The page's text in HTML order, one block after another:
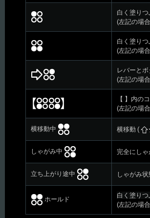
白く塗り
(左記の場
白く塗り
(左記の場
レバーと
(左記の場
【 】内の
(左記の場
横移動中 横移動 (
しゃがみ中 完全にし
立ち上がり途中 しゃがみ
ホールド
白く塗り
(左記の場